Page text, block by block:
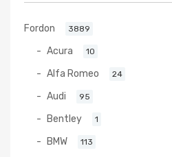
Fordon 3889
Acura 10
Alfa Romeo 24
Audi 95
Bentley 1
BMW 113